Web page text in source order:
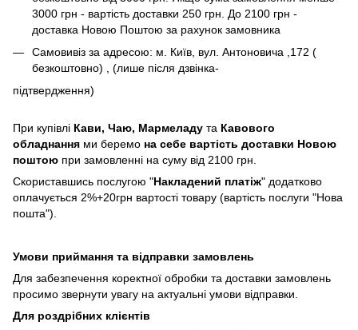
3000 грн - вартість доставки 250 грн. До 2100 грн -
доставка Новою Поштою за рахунок замовника
Самовивіз за адресою: м. Київ, вул. Антоновича ,172 (
безкоштовно) , (лише після дзвінка-
підтвердження)
При купівлі Кави, Чаю, Мармеладу та Кавового
обладнання ми беремо на себе вартість доставки Новою
поштою при замовленні на суму від 2100 грн.
Скориставшись послугою "Накладений платіж" додатково
оплачується 2%+20грн вартості товару (вартість послуги "Нова
пошта").
Умови приймання та відправки замовлень
Для забезпечення коректної обробки та доставки замовлень
просимо звернути увагу на актуальні умови відправки.
Для роздрібних клієнтів